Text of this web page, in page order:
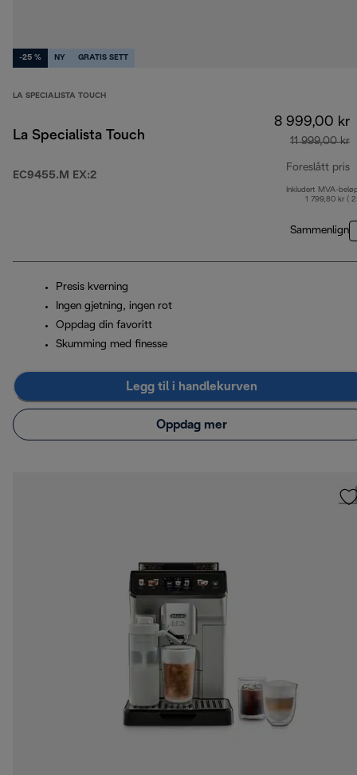
-25 % NY GRATIS SETT
LA SPECIALISTA TOUCH
La Specialista Touch
EC9455.M EX:2
8 999,00 kr
11 999,00 kr
Foreslått pris
Inkludert MVA-
1 799,80 kr (
Sammenlign
Presis kverning
Ingen gjetning, ingen rot
Oppdag din favoritt
Skumming med finesse
Legg til i handlekurven
Oppdag mer